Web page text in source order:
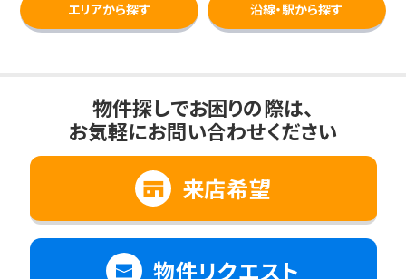
エリアから探す 沿線・駅から探す
物件探しでお困りの際は、
お気軽にお問い合わせください
来店希望
物件リクエスト